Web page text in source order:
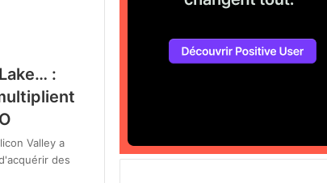
:
Valley a
des